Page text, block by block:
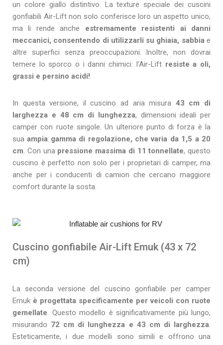
un colore giallo distintivo. La texture speciale dei cuscini
gonfiabili Air-Lift non solo conferisce loro un aspetto unico,
ma li rende anche estremamente resistenti ai danni
meccanici, consentendo di utilizzarli su ghiaia, sabbiae
altre superfici senza preoccupazioni. Inoltre, non dovrai
temere lo sporco o i danni chimici: l’Air-Lift resiste a oli,
grassi e persino acidi!
In questa versione, il cuscino ad aria misura 43 cm di
larghezza e 48 cm di lunghezza, dimensioni ideali per
camper con ruote singole. Un ulteriore punto di forza è la
suaampia gamma di regolazione, che varia da 1,5 a 20
cm. Con una pressione massima di 11 tonnellate, questo
cuscino è perfetto non solo per i proprietari di camper, ma
anche per i conducenti di camion che cercano maggiore
comfort durante la sosta.
Cuscino gonfiabile Air-Lift Emuk (43 x 72
cm)
La seconda versione del cuscino gonfiabile per camper
Emuk è progettata specificamente per veicoli con ruote
gemellate. Questo modello è significativamente più lungo,
misurando 72 cm di lunghezza e 43 cm di larghezza.
Esteticamente, i due modelli sono simili e offrono una